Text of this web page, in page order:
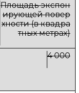
Площадь экспон
ирующей повер
хности (в квадра
тных метрах)
4 000